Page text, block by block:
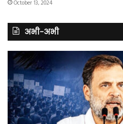
October 13, 2024
अभी-अभी